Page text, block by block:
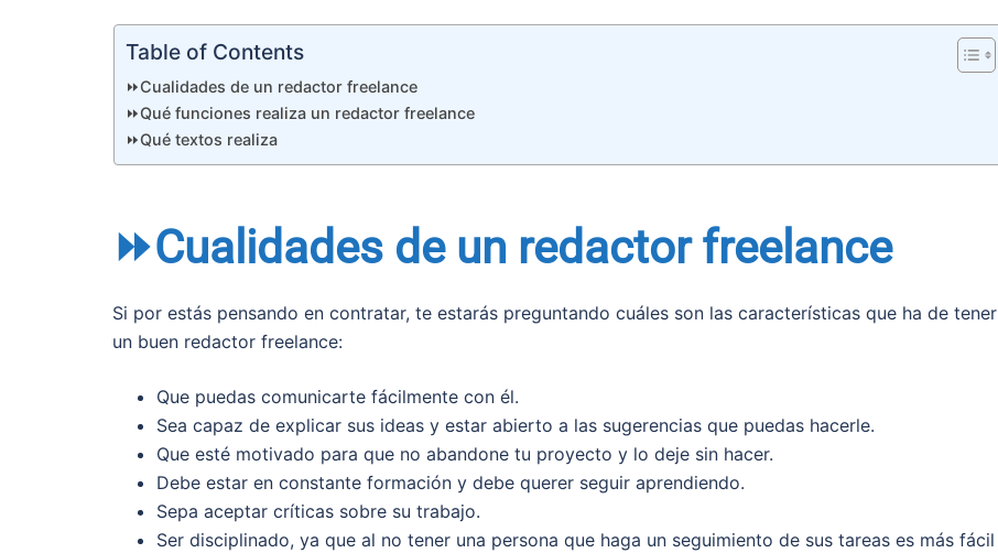
Table of Contents
⏩Cualidades de un redactor freelance
⏩Qué funciones realiza un redactor freelance
⏩Qué textos realiza
⏩Cualidades de un redactor freelance
Si por estás pensando en contratar, te estarás preguntando cuáles son las características que ha de tener
un buen redactor freelance:
Que puedas comunicarte fácilmente con él.
Sea capaz de explicar sus ideas y estar abierto a las sugerencias que puedas hacerle.
Que esté motivado para que no abandone tu proyecto y lo deje sin hacer.
Debe estar en constante formación y debe querer seguir aprendiendo.
Sepa aceptar críticas sobre su trabajo.
Ser disciplinado, ya que al no tener una persona que haga un seguimiento de sus tareas es más fácil